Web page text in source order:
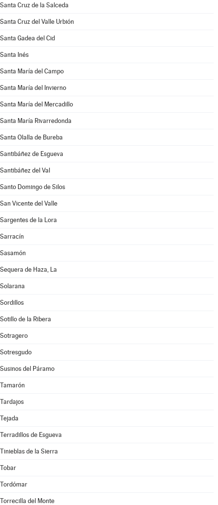
Santa Cruz de la Salceda
Santa Cruz del Valle Urbión
Santa Gadea del Cid
Santa Inés
Santa María del Campo
Santa María del Invierno
Santa María del Mercadillo
Santa María Rivarredonda
Santa Olalla de Bureba
Santibáñez de Esgueva
Santibáñez del Val
Santo Domingo de Silos
San Vicente del Valle
Sargentes de la Lora
Sarracín
Sasamón
Sequera de Haza, La
Solarana
Sordillos
Sotillo de la Ribera
Sotragero
Sotresgudo
Susinos del Páramo
Tamarón
Tardajos
Tejada
Terradillos de Esgueva
Tinieblas de la Sierra
Tobar
Tordómar
Torrecilla del Monte